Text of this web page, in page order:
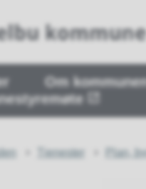
Om
Tjenester Plan,